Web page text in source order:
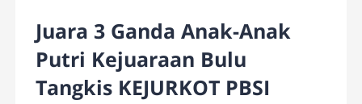
Juara 3 Ganda Anak-Anak
Putri Kejuaraan Bulu
Tangkis KEJURKOT PBSI